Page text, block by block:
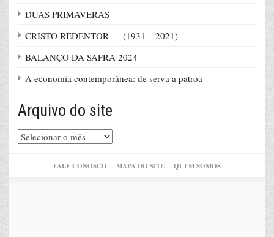
DUAS PRIMAVERAS
CRISTO REDENTOR — (1931 – 2021)
BALANÇO DA SAFRA 2024
A economia contemporânea: de serva a patroa
Arquivo do site
Arquivo
do
FALE CONOSCO MAPA DO SITE QUEM SOMOS